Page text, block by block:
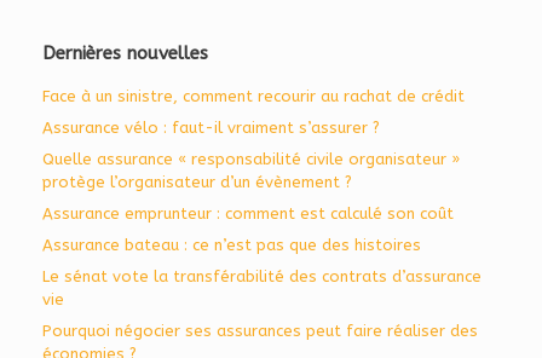
Dernières nouvelles
Face à un sinistre, comment recourir au rachat de crédit
Assurance vélo : faut-il vraiment s’assurer ?
Quelle assurance « responsabilité civile organisateur »
protège l’organisateur d’un évènement ?
Assurance emprunteur : comment est calculé son coût
Assurance bateau : ce n’est pas que des histoires
Le sénat vote la transférabilité des contrats d’assurance
vie
Pourquoi négocier ses assurances peut faire réaliser des
économies ?